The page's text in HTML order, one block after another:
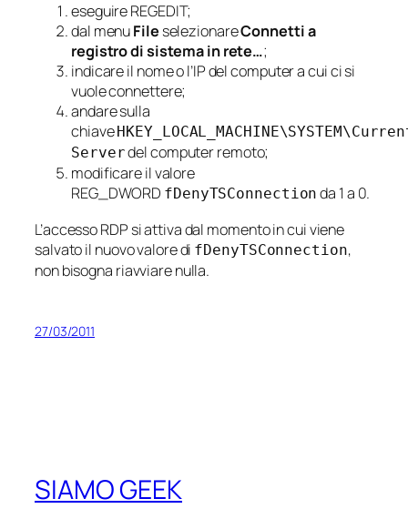
eseguire REGEDIT;
dal menuFile selezionareConnetti a
registro di sistema in rete…;
indicare il nome o l’IP del computer a cui ci si
vuole connettere;
andare sulla
chiave
Serverdel computer remoto;
modificare il valore
REG_DWORD fDenyTSConnection da 1 a 0.
L’accesso RDP si attiva dal momento in cui viene
salvato il nuovo valore di fDenyTSConnection,
non bisogna riavviare nulla.
27/03/2011
SIAMO GEEK